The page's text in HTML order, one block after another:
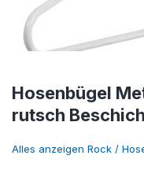
Hosenbügel
rutsch
Alles anzeigen Rock /